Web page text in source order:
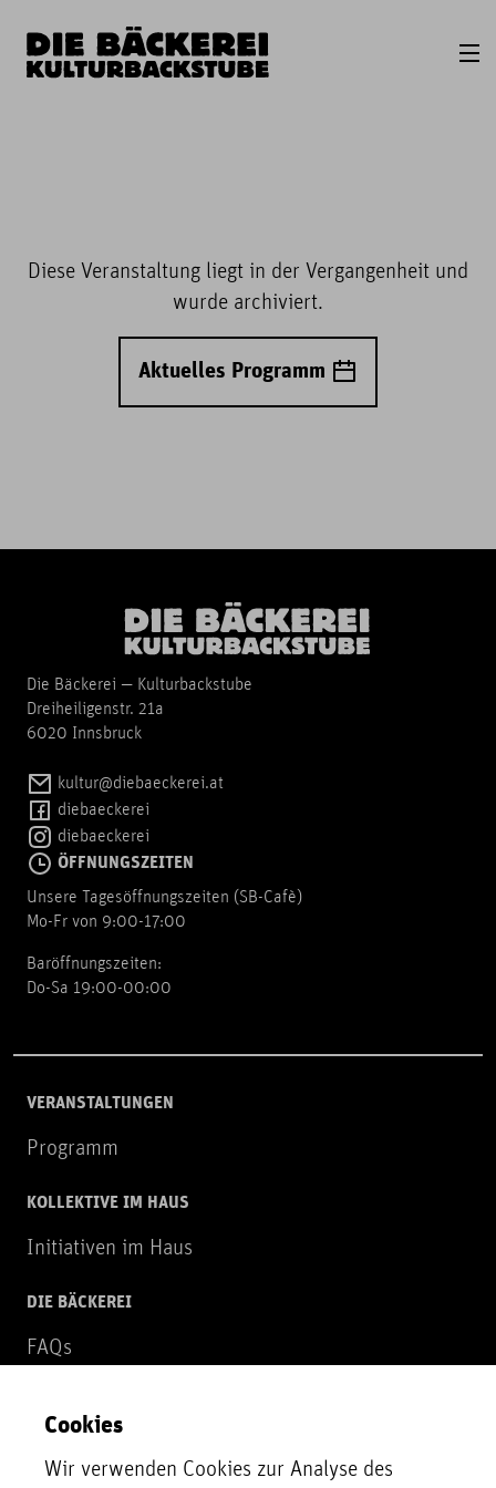
Diese Veranstaltung liegt in der Vergangenheit und
wurde archiviert.
Aktuelles Programm
Die Bäckerei — Kulturbackstube
Dreiheiligenstr. 21a
6020 Innsbruck
kultur@diebaeckerei.at
diebaeckerei
diebaeckerei
ÖFFNUNGSZEITEN
Unsere Tagesöffnungszeiten (SB-Cafè)
Mo-Fr von 9:00-17:00
Baröffnungszeiten:
Do-Sa 19:00-00:00
VERANSTALTUNGEN
Programm
KOLLEKTIVE IM HAUS
Initiativen im Haus
DIE BÄCKEREI
FAQs
NEWSLETTER
Zur Newsletter Anmeldung
Cookies
Wir verwenden Cookies zur Analyse des